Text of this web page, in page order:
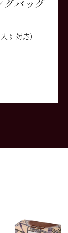
バッグ
り対応）